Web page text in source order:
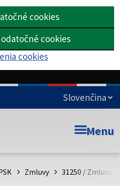
cookies
cookies
cookies
Prešovského
Menu
Zmluvy 31250 / Zmluva